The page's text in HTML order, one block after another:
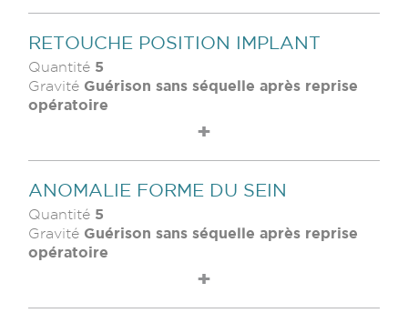
RETOUCHE POSITION IMPLANT
Quantité 5
Gravité Guérison sans séquelle après reprise
opératoire
ANOMALIE FORME DU SEIN
Quantité 5
Gravité Guérison sans séquelle après reprise
opératoire